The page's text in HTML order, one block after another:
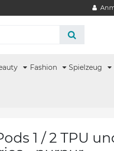
Fashion Spielzeug
1 / 2 TPU